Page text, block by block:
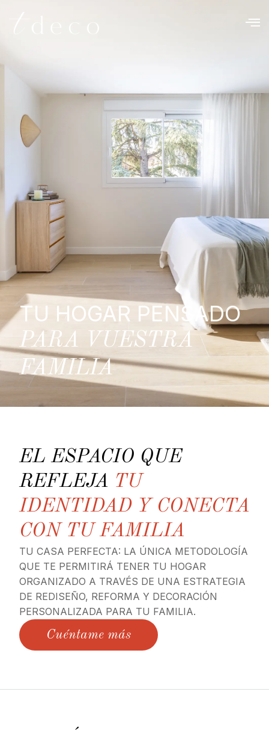
TU HOGAR PENSADO
PARA VUESTRA
FAMILIA
EL ESPACIO QUE
REFLEJA TU
IDENTIDAD Y CONECTA
CON TU FAMILIA
TU CASA PERFECTA: LA ÚNICA METODOLOGÍA
QUE TE PERMITIRÁ TENER TU HOGAR
ORGANIZADO A TRAVÉS DE UNA ESTRATEGIA
DE REDISEÑO, REFORMA Y DECORACIÓN
PERSONALIZADA PARA TU FAMILIA.
Cuéntame más